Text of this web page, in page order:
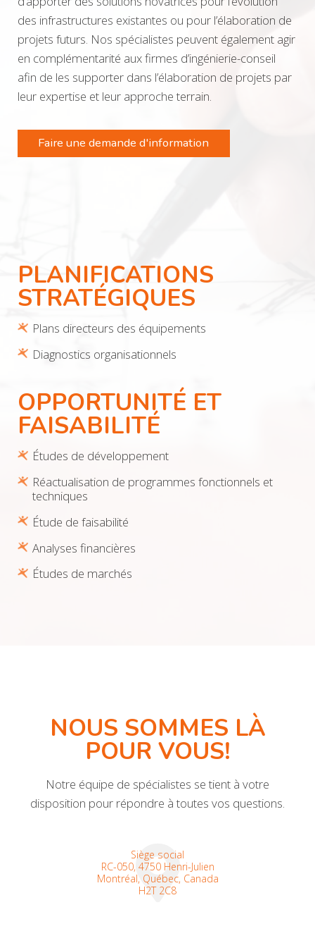
des infrastructures existantes ou pour l’élaboration de
projets futurs. Nos spécialistes peuvent également agir
en complémentarité aux firmes d’ingénierie-conseil
afin de les supporter dans l’élaboration de projets par
leur expertise et leur approche terrain.
Faire une demande d'information
PLANIFICATIONS
STRATÉGIQUES
Plans directeurs des équipements
Diagnostics organisationnels
OPPORTUNITÉ ET
FAISABILITÉ
Études de développement
Réactualisation de programmes fonctionnels et
techniques
Étude de faisabilité
Analyses financières
Études de marchés
NOUS SOMMES LÀ
POUR VOUS!
Notre équipe de spécialistes se tient à votre
disposition pour répondre à toutes vos questions.
Siège social
RC-050, 4750 Henri-Julien
Montréal, Québec, Canada
H2T 2C8